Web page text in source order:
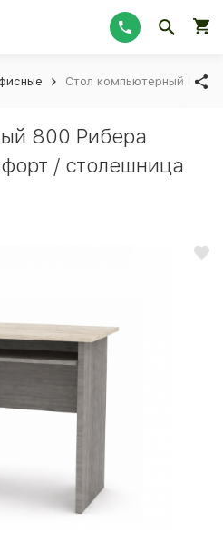
Стол компьютерный 800
800 Рибера
/ столешница